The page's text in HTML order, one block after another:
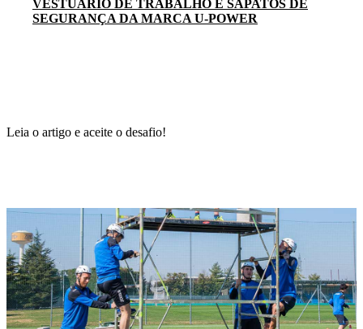
VESTUÁRIO DE TRABALHO E SAPATOS DE
SEGURANÇA DA MARCA U-POWER
Leia o artigo e aceite o desafio!